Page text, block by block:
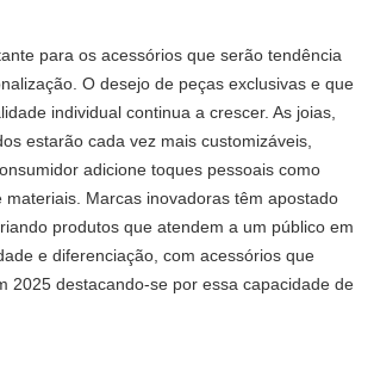
para os acessórios que serão tendência
O desejo de peças exclusivas e que
individual continua a crescer. As joias,
estarão cada vez mais customizáveis,
adicione toques pessoais como
materiais. Marcas inovadoras têm apostado
produtos que atendem a um público em
e diferenciação, com acessórios que
2025 destacando-se por essa capacidade de